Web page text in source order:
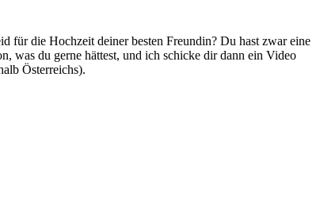
für die Hochzeit deiner besten Freundin? Du hast zwar eine
was du gerne hättest, und ich schicke dir dann ein Video
Österreichs).